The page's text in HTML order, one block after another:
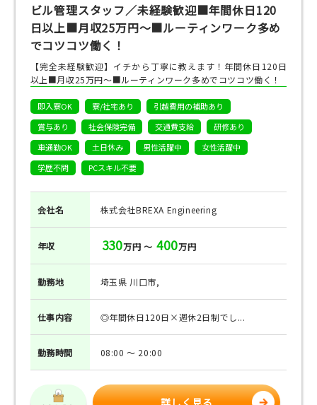
ビル管理スタッフ／未経験歓迎■年間休日120
日以上■月収25万円～■ルーティンワーク多め
でコツコツ働く！
【完全未経験歓迎】イチから丁寧に教えます！年間休日120日
以上■月収25万円～■ルーティンワーク多めでコツコツ働く！
即入寮OK 寮/社宅あり
引越費用の補助あり
賞与あり
社会保険完備 交通費支給
研修あり
車通勤OK
土日休み 男性活躍中
女性活躍中
学歴不問
PCスキル不要
会社名 株式会社BREXA Engineering
年収 330万円 ～ 400万円
勤務地 埼玉県 川口市,
仕事内容 ◎年間休日120日×週休2日制でし...
勤務時間 08:00 ～ 20:00
詳しく見る